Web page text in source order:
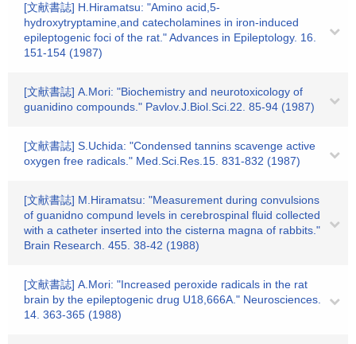
[文献書誌] H.Hiramatsu: "Amino acid,5-
hydroxytryptamine,and catecholamines in iron-induced
epileptogenic foci of the rat." Advances in Epileptology. 16.
151-154 (1987)
[文献書誌] A.Mori: "Biochemistry and neurotoxicology of
guanidino compounds." Pavlov.J.Biol.Sci.22. 85-94 (1987)
[文献書誌] S.Uchida: "Condensed tannins scavenge active
oxygen free radicals." Med.Sci.Res.15. 831-832 (1987)
[文献書誌] M.Hiramatsu: "Measurement during convulsions
of guanidno compund levels in cerebrospinal fluid collected
with a catheter inserted into the cisterna magna of rabbits."
Brain Research. 455. 38-42 (1988)
[文献書誌] A.Mori: "Increased peroxide radicals in the rat
brain by the epileptogenic drug U18,666A." Neurosciences.
14. 363-365 (1988)